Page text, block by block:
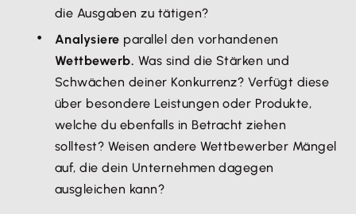
die Ausgaben zu tätigen?
Analysiere parallel den vorhandenen
Wettbewerb. Was sind die Stärken und
Schwächen deiner Konkurrenz? Verfügt diese
über besondere Leistungen oder Produkte,
welche du ebenfalls in Betracht ziehen
solltest? Weisen andere Wettbewerber Mängel
auf, die dein Unternehmen dagegen
ausgleichen kann?